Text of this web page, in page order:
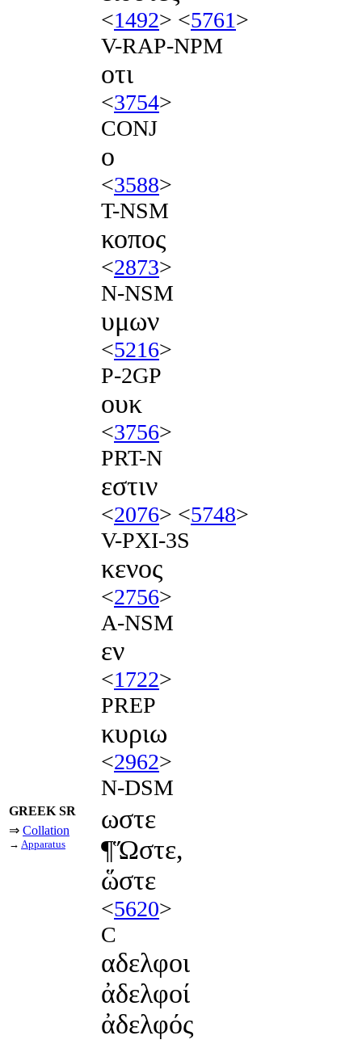
<1492> <5761>
V-RAP-NPM
οτι
<3754>
CONJ
ο
<3588>
T-NSM
κοπος
<2873>
N-NSM
υμων
<5216>
P-2GP
ουκ
<3756>
PRT-N
εστιν
<2076> <5748>
V-PXI-3S
κενος
<2756>
A-NSM
εν
<1722>
PREP
κυριω
<2962>
N-DSM
GREEK SR
⇒ Collation
→ Apparatus
ωστε
¶Ὥστε,
ὥστε
<5620>
C
αδελφοι
ἀδελφοί
ἀδελφός